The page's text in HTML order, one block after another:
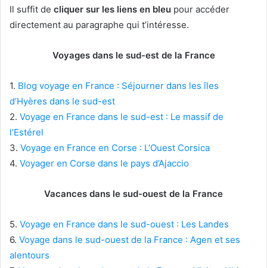
Il suffit de cliquer sur les liens en bleu pour accéder
directement au paragraphe qui t’intéresse.
Voyages dans le sud-est de la France
1. Blog voyage en France : Séjourner dans les îles
d’Hyères dans le sud-est
2. Voyage en France dans le sud-est : Le massif de
l’Estérel
3. Voyage en France en Corse : L’Ouest Corsica
4. Voyager en Corse dans le pays d’Ajaccio
Vacances dans le sud-ouest de la France
5. Voyage en France dans le sud-ouest : Les Landes
6. Voyage dans le sud-ouest de la France : Agen et ses
alentours